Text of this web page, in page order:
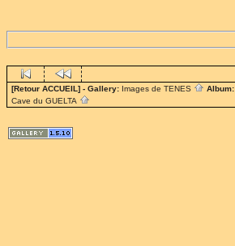
[Retour ACCUEIL] - Gallery: Images de TENES Album:
Cave du GUELTA